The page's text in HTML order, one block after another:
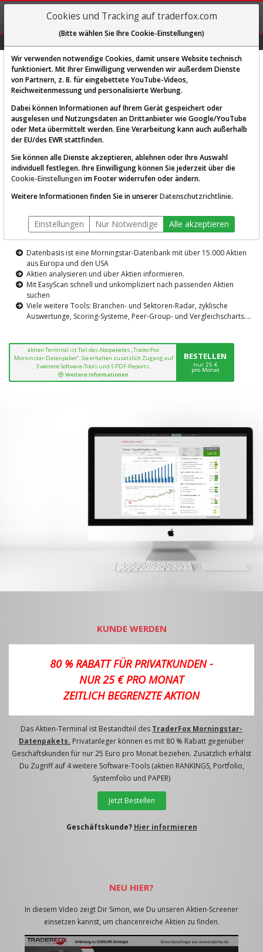
REGIS-
TRIEREN
Diese Funktion ist nur für
AKTIEN-TERMINAL
Die Aktienanalyse-Plattform von
TraderFox
Datenbasis ist eine Morningstar-Datenbank mit über 15.000 Aktien
aus Europa und den USA
Aktien analysieren und über Aktien informieren.
Mit EasyScan schnell und unkompliziert nach passenden Aktien
suchen
Viele weitere Tools: Branchen- und Sektoren-Radar, zyklische
Auswertunge, Scoring-Systeme, Peer-Group- und Vergleichscharts....
aktien Terminal ist Teil des Abopaketes „TraderFox
Morninstar-Datenpaket“. Sie erhalten zusätzlich Zugang auf
3 weitere Software-Tools und 5 PDF-Reports.
Weitere Informationen
BESTELLEN
nur 25 €
pro Monat
KUNDE WERDEN
80 % RABATT FÜR PRIVATKUNDEN -
NUR 25 € PRO MONAT
ZEITLICH BEGRENZTE AKTION
Das Aktien-Terminal ist Bestandteil des TraderFox Morningstar-
Datenpakets. Privatanleger können es mit 80 % Rabatt gegenüber
Geschäftskunden für nur 25 Euro pro Monat beziehen. Zusätzlich erhälst
Du Zugriff auf 4 weitere Software-Tools (aktien RANKINGS, Portfolio,
Systemfolio und PAPER)
Jetzt Bestellen
Geschäftskunde? Hier informieren
NEU HIER?
In diesem Video zeigt Dir Simon, wie Du unseren Aktien-Screener
einsetzen kannst, um chancenreiche Aktien zu finden.
Cookies und Tracking auf traderfox.com
(Bitte wählen Sie Ihre Cookie-Einstellungen)
Wir verwenden notwendige Cookies, damit unsere Website technisch
funktioniert. Mit Ihrer Einwilligung verwenden wir außerdem Dienste
von Partnern, z. B. für eingebettete YouTube-Videos,
Reichweitenmessung und personalisierte Werbung.
Dabei können Informationen auf Ihrem Gerät gespeichert oder
ausgelesen und Nutzungsdaten an Drittanbieter wie Google/YouTube
oder Meta übermittelt werden. Eine Verarbeitung kann auch außerhalb
der EU/des EWR stattfinden.
Sie können alle Dienste akzeptieren, ablehnen oder Ihre Auswahl
individuell festlegen. Ihre Einwilligung können Sie jederzeit über die
Cookie-Einstellungen im Footer widerrufen oder ändern.
Weitere Informationen finden Sie in unsererDatenschutzrichtlinie.
Einstellungen Nur Notwendige Alle akzeptieren